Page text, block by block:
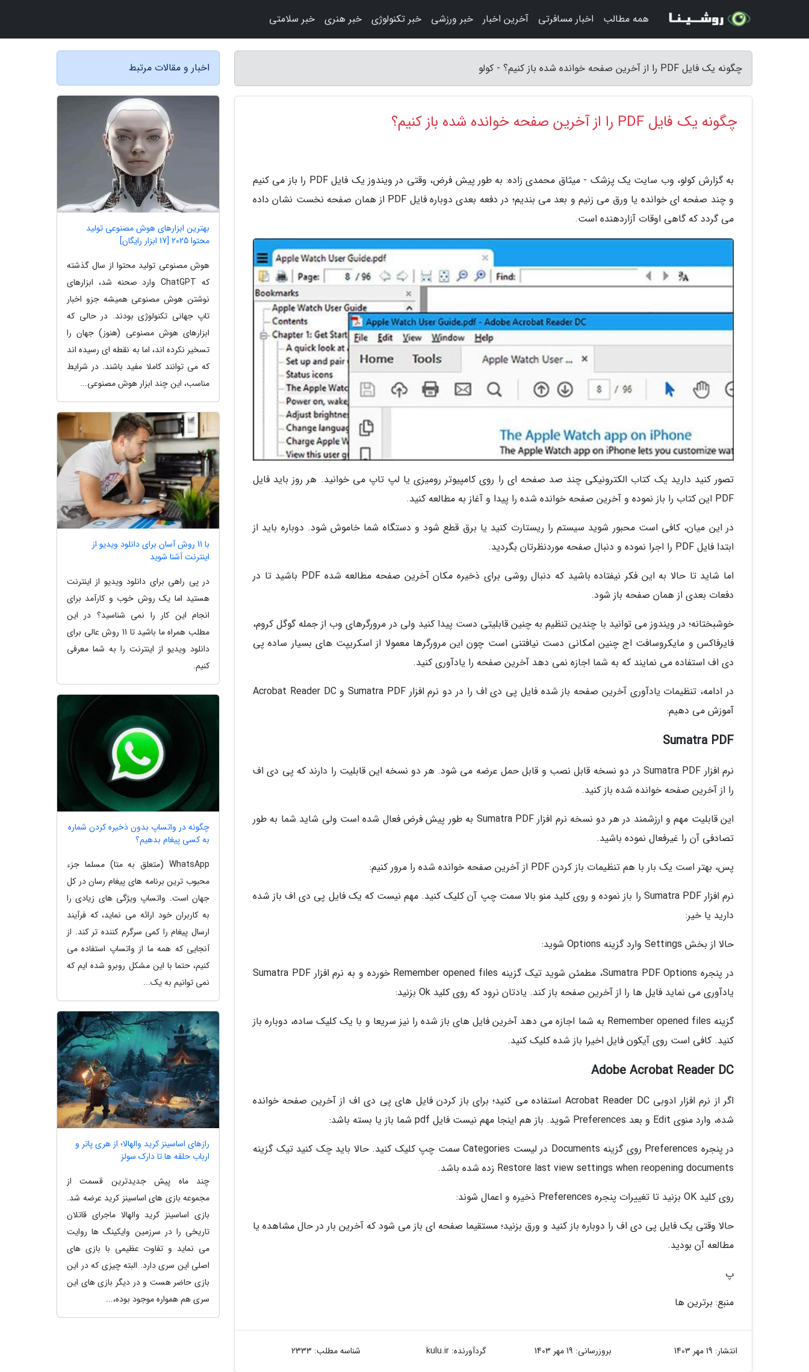
چگونه یک فایل PDF را از آخرین صفحه خوانده شده باز کنیم؟ - کولو
چگونه یک فایل PDF را از آخرین صفحه خوانده شده باز کنیم؟
به گزارش کولو، وب سایت یک پزشک - میثاق محمدی زاده: به طور پیش فرض، وقتی در ویندوز یک فایل PDF را باز می کنیم
و چند صفحه ای خوانده یا ورق می زنیم و بعد می بندیم؛ در دفعه بعدی دوباره فایل PDF از همان صفحه نخست نشان داده
می گردد که گاهی اوقات آزاردهنده است.
تصور کنید دارید یک کتاب الکترونیکی چند صد صفحه ای را روی کامپیوتر رومیزی یا لپ تاپ می خوانید. هر روز باید فایل
PDF این کتاب را باز نموده و آخرین صفحه خوانده شده را پیدا و آغاز به مطالعه کنید.
در این میان، کافی است محبور شوید سیستم را ریستارت کنید یا برق قطع شود و دستگاه شما خاموش شود. دوباره باید از
ابتدا فایل PDF را اجرا نموده و دنبال صفحه موردنظرتان بگردید.
اما شاید تا حالا به این فکر نیفتاده باشید که دنبال روشی برای ذخیره مکان آخرین صفحه مطالعه شده PDF باشید تا در
دفعات بعدی از همان صفحه باز شود.
خوشبختانه؛ در ویندوز می توانید با چندین تنظیم به چنین قابلیتی دست پیدا کنید ولی در مرورگرهای وب از جمله گوگل کروم،
فایرفاکس و مایکروسافت اج چنین امکانی دست نیافتنی است چون این مرورگرها معمولا از اسکریپت های بسیار ساده پی
دی اف استفاده می نمایند که به شما اجازه نمی دهد آخرین صفحه را یادآوری کنید.
در ادامه، تنظیمات یادآوری آخرین صفحه باز شده فایل پی دی اف را در دو نرم افزار Sumatra PDF و Acrobat Reader DC
آموزش می دهیم:
Sumatra PDF
نرم افزار Sumatra PDF در دو نسخه قابل نصب و قابل حمل عرضه می شود. هر دو نسخه این قابلیت را دارند که پی دی اف
را از آخرین صفحه خوانده شده باز کنید.
این قابلیت مهم و ارزشمند در هر دو نسخه نرم افزار Sumatra PDF به طور پیش فرض فعال شده است ولی شاید شما به طور
تصادفی آن را غیرفعال نموده باشید.
پس، بهتر است یک بار با هم تنظیمات باز کردن PDF از آخرین صفحه خوانده شده را مرور کنیم:
نرم افزار Sumatra PDF را باز نموده و روی کلید منو بالا سمت چپ آن کلیک کنید. مهم نیست که یک فایل پی دی اف باز شده
دارید یا خیر:
حالا از بخش Settings وارد گزینه Options شوید:
در پنجره Sumatra PDF Options، مطمئن شوید تیک گزینه Remember opened files خورده و به نرم افزار Sumatra PDF
یادآوری می نماید فایل ها را از آخرین صفحه باز کند. یادتان نرود که روی کلید Ok بزنید:
گزینه Remember opened files به شما اجازه می دهد آخرین فایل های باز شده را نیز سریعا و با یک کلیک ساده، دوباره باز
کنید. کافی است روی آیکون فایل اخیرا باز شده کلیک کنید.
Adobe Acrobat Reader DC
اگر از نرم افزار ادوبی Acrobat Reader DC استفاده می کنید؛ برای باز کردن فایل های پی دی اف از آخرین صفحه خوانده
شده، وارد منوی Edit و بعد Preferences شوید. باز هم اینجا مهم نیست فایل pdf شما باز یا بسته باشد:
در پنجره Preferences روی گزینه Documents در لیست Categories سمت چپ کلیک کنید. حالا باید چک کنید تیک گزینه
Restore last view settings when reopening documents زده شده باشد.
روی کلید OK بزنید تا تغییرات پنجره Preferences ذخیره و اعمال شوند:
حالا وقتی یک فایل پی دی اف را دوباره باز کنید و ورق بزنید؛ مستقیما صفحه ای باز می شود که آخرین بار در حال مشاهده یا
مطالعه آن بودید.
پ
منبع: برترین ها
انتشار: 19 مهر 1403 بروزرسانی: 19 مهر 1403 گردآورنده:kulu.ir شناسه مطلب: 2333
اخبار و مقالات مرتبط
بهترین ابزارهای هوش مصنوعی تولید
محتوا 2025 [17 ابزار رایگان]
هوش مصنوعی تولید محتوا از سال گذشته
که ChatGPT وارد صحنه شد، ابزارهای
نوشتن هوش مصنوعی همیشه جزو اخبار
تاپ جهانی تکنولوژی بودند. در حالی که
ابزارهای هوش مصنوعی (هنوز) جهان را
تسخیر نکرده اند، اما به نقطه ای رسیده اند
که می توانند کاملا مفید باشند. در شرایط
مناسب، این چند ابزار هوش مصنوعی...
با 11 روش آسان برای دانلود ویدیو از
اینترنت آشنا شوید
در پی راهی برای دانلود ویدیو از اینترنت
هستید اما یک روش خوب و کارآمد برای
انجام این کار را نمی شناسید؟ در این
مطلب همراه ما باشید تا 11 روش عالی برای
دانلود ویدیو از اینترنت را به شما معرفی
کنیم.
چگونه در واتساپ بدون ذخیره کردن شماره
به کسی پیغام بدهیم؟
WhatsApp (متعلق به متا) مسلما جزء
محبوب ترین برنامه های پیغام رسان در کل
جهان است. واتساپ ویژگی های زیادی را
به کاربران خود ارائه می نماید، که فرآیند
ارسال پیغام را کمی سرگرم کننده تر کند. از
آنجایی که همه ما از واتساپ استفاده می
کنیم، حتما با این مشکل روبرو شده ایم که
نمی توانیم به یک...
رازهای اساسینز کرید والهالا؛ از هری پاتر و
ارباب حلقه ها تا دارک سولز
چند ماه پیش جدیدترین قسمت از
مجموعه بازی های اساسینز کرید عرضه شد.
بازی اساسینز کرید والهالا ماجرای قاتلان
تاریخی را در سرزمین وایکینگ ها روایت
می نماید و تفاوت عظیمی با بازی های
اصلی این سری دارد. البته چیزی که در این
بازی حاضر هست و در دیگر بازی های این
سری هم همواره موجود بوده،...
همه مطالب اخبار مسافرتی آخرین اخبار خبر ورزشی خبر تکنولوژی خبر هنری خبر سلامتی